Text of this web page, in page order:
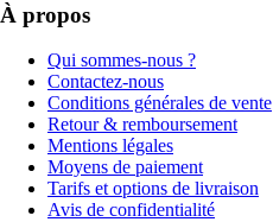
À propos
Qui sommes-nous ?
Contactez-nous
Conditions générales de vente
Retour & remboursement
Mentions légales
Moyens de paiement
Tarifs et options de livraison
Avis de confidentialité